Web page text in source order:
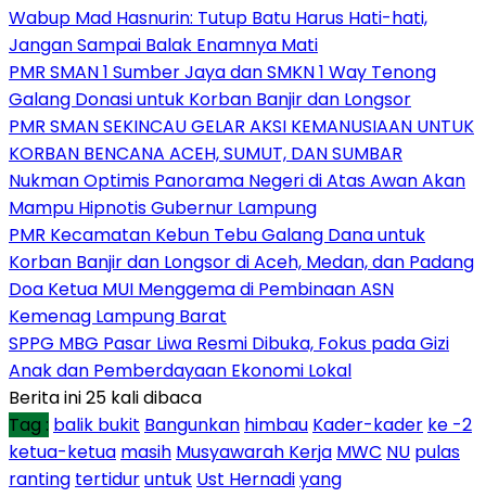
Wabup Mad Hasnurin: Tutup Batu Harus Hati-hati,
Jangan Sampai Balak Enamnya Mati
PMR SMAN 1 Sumber Jaya dan SMKN 1 Way Tenong
Galang Donasi untuk Korban Banjir dan Longsor
PMR SMAN SEKINCAU GELAR AKSI KEMANUSIAAN UNTUK
KORBAN BENCANA ACEH, SUMUT, DAN SUMBAR
Nukman Optimis Panorama Negeri di Atas Awan Akan
Mampu Hipnotis Gubernur Lampung
PMR Kecamatan Kebun Tebu Galang Dana untuk
Korban Banjir dan Longsor di Aceh, Medan, dan Padang
Doa Ketua MUI Menggema di Pembinaan ASN
Kemenag Lampung Barat
SPPG MBG Pasar Liwa Resmi Dibuka, Fokus pada Gizi
Anak dan Pemberdayaan Ekonomi Lokal
Berita ini 25 kali dibaca
Tag : balik bukit Bangunkan himbau Kader-kader ke -2
ketua-ketua masih Musyawarah Kerja MWC NU pulas
ranting tertiduruntuk Ust Hernadiyang